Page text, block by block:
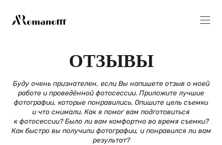
ОТЗЫВЫ
Буду очень признателен, если Вы напишете отзыв о моей
работе и проведённой фотосессии. Приложите лучшие
фотографии, которые понравились. Опишите цель съемки
и что снимали. Как я помог вам подготовиться
к фотосессии? Было ли вам комфортно во время съемки?
Как быстро вы получили фотографии, и понравился ли вам
результат?